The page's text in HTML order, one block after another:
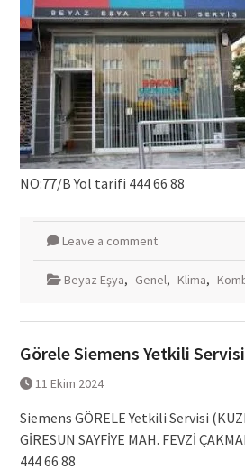
NO:77/B Yol tarifi 444 66 88
Leave a comment
Beyaz Eşya, Genel, Klima,
Görele Siemens Yetkili Servisi
11 Ekim 2024
Siemens GÖRELE Yetkili Servisi
GİRESUN SAYFİYE MAH. FEVZİ
444 66 88